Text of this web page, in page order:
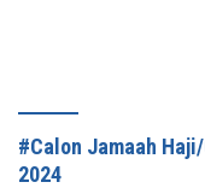
#Calon Jamaah
2024